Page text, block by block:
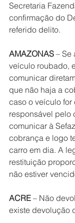
Secretaria
confirmação do
referido delito.
AMAZONAS – Se
veículo roubado,
comunicar
que não haja a
caso o veículo for
responsável pelo
comunicar à
cobrança e logo
carro em dia. A
restituição
não estiver
ACRE – Não
existe devolução